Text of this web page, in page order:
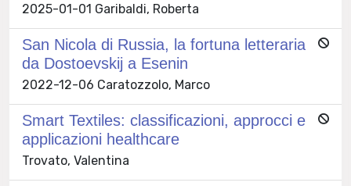
2025-01-01 Garibaldi, Roberta
San Nicola di Russia, la fortuna letteraria
da Dostoevskij a Esenin
2022-12-06 Caratozzolo, Marco
Smart Textiles: classificazioni, approcci e
applicazioni healthcare
Trovato, Valentina